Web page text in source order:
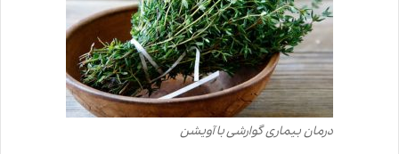
درمان بیماری گوارشی با آویشن